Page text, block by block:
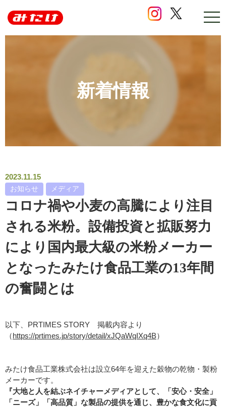
ナ
ビ
ゲ
新着情報
2023.11.15
お知らせ メディア
コロナ禍や小麦の高騰により注目
される米粉。設備投資と拡販努力
により国内最大級の米粉メーカー
となったみたけ食品工業の13年間
の奮闘とは
以下、PRTIMES STORY 掲載内容より
（https://prtimes.jp/story/detail/xJQaWqIXq4B）
みたけ食品工業株式会社は設立64年を迎えた穀物の乾物・製粉
メーカーです。
『大地と人を結ぶネイチャーメディアとして、「安心・安全」
「ニーズ」「高品質」な製品の提供を通じ、豊かな食文化に貢